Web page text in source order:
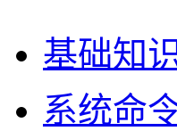
基础知
系统命